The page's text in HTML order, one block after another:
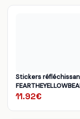
Stickers
11.92€